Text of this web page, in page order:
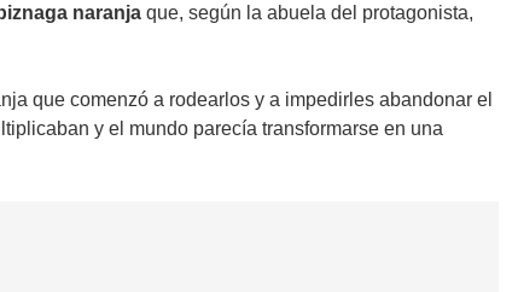
biznaga naranja que, según la abuela del protagonista,
que comenzó a rodearlos y a impedirles abandonar el
y el mundo parecía transformarse en una